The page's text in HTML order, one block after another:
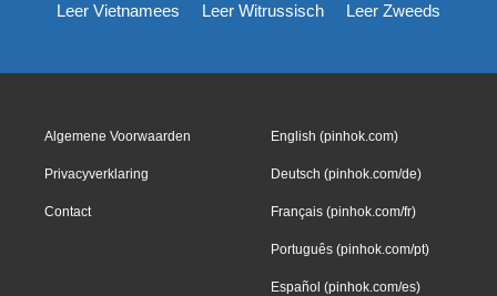
Leer Vietnamees
Leer Witrussisch Leer Zweeds
Algemene Voorwaarden
Privacyverklaring
Contact
English (pinhok.com)
Deutsch (pinhok.com/de)
Français (pinhok.com/fr)
Português (pinhok.com/pt)
Español (pinhok.com/es)